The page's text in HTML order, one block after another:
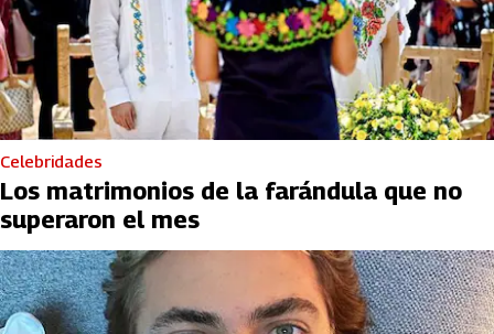
Celebridades
Los matrimonios de la farándula que no
superaron el mes